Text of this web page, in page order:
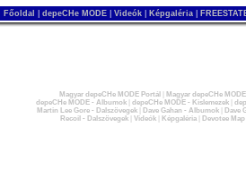
Főoldal depeCHe MODE Videók Képgaléria
Magyar depeCHe MODE Portál
Magyar depeCHe
depeCHe MODE - Albumok| depeCHe MODE - Kislemezek|
Martin Lee Gore - Dalszövegek| Dave Gahan - Albumok|
Dave
Recoil - Dalszövegek| Videók| Képgaléria| Devotee Map